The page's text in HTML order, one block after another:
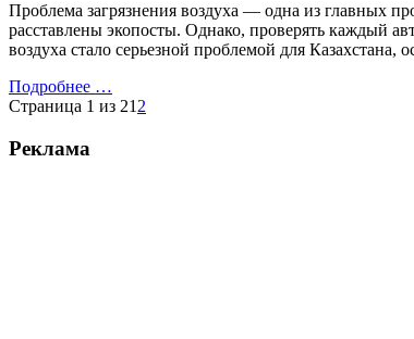
Проблема загрязнения воздуха — одна из главных
расставлены экопосты. Однако, проверять каждый
воздуха стало серьезной проблемой для
Подробнее …
Страница 1 из 21 2
Реклама